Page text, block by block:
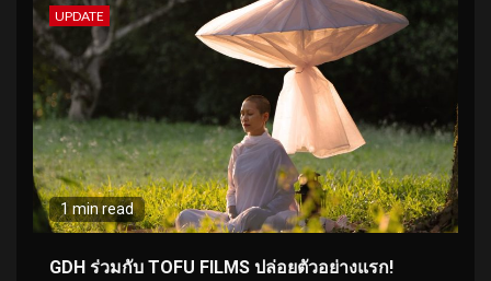
UPDATE
1 min read
GDH ร่วมกับ TOFU FILMS ปล่อยตัวอย่างแรก!